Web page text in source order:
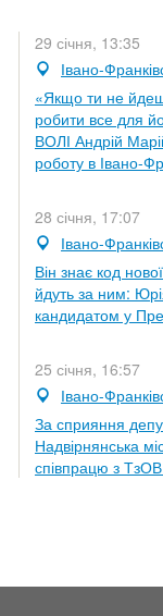
29 січня, 13:35
Івано-
«Якщо ти не
робити все для
ВОЛІ Андрій
роботу в Івано-
28 січня, 17:07
Івано-
Він знає код
йдуть за ним:
кандидатом у
25 січня, 16:57
Івано-
За сприяння
Надвірнянська
співпрацю з